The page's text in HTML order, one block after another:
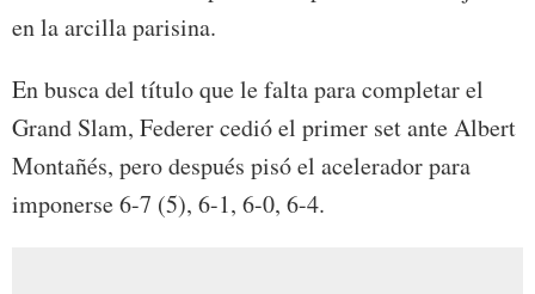
en la arcilla parisina.
En busca del título que le falta para completar el
Grand Slam, Federer cedió el primer set ante Albert
Montañés, pero después pisó el acelerador para
imponerse 6-7 (5), 6-1, 6-0, 6-4.